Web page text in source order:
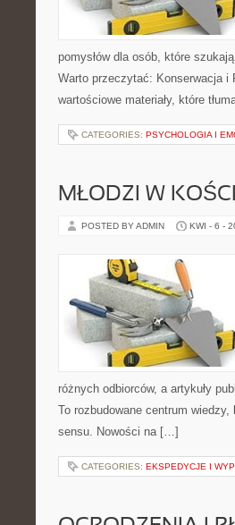
pomysłów dla osób, które
Warto przeczytać: Konserwacja i
wartościowe materiały, które
CATEGORIES: PSYCHOLOGIA I
MŁODZI W
POSTED BY ADMIN KWI - 6 -
różnych odbiorców, a artykuły
To rozbudowane centrum
sensu. Nowości na […]
CATEGORIES: EKSPEDYCJE I